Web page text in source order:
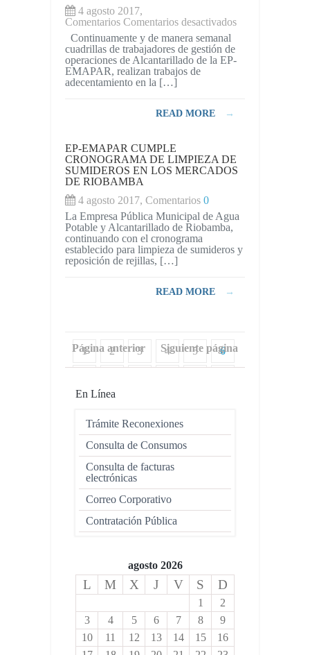
4 agosto 2017,
Comentarios Comentarios desactivadosen
CUMPLIENDO
AGUAS
RESIDUALES
Continuamente y de manera semanal
cuadrillas de trabajadores de gestión de
operaciones de Alcantarillado de la EP-
EMAPAR, realizan trabajos de
adecentamiento en la […]
READ MORE →
EP-EMAPAR CUMPLE
CRONOGRAMA DE LIMPIEZA DE
SUMIDEROS EN LOS MERCADOS
DE RIOBAMBA
4 agosto 2017, Comentarios 0
La Empresa Pública Municipal de Agua
Potable y Alcantarillado de Riobamba,
continuando con el cronograma
establecido para limpieza de sumideros y
reposición de rejillas, […]
READ MORE →
Página anterior
1 2 3 4 5 6
19
Siguiente página
En Línea
Trámite Reconexiones
Consulta de Consumos
Consulta de facturas
electrónicas
Correo Corporativo
Contratación Pública
agosto 2026
L M X J V S D
1
2
3
4 5 6 7 8
9
10
11 12 13 14 15
16